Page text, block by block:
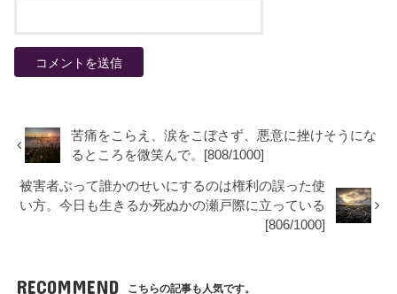
苦痛をこらえ、涙をこぼさず、悪意に挫けそうにな
るところを微笑んで。[808/1000]
被害者ぶって誰かのせいにするのは権利の誤った使
い方。今日も生きるか死ぬかの瀬戸際に立っている
[806/1000]
RECOMMEND こちらの記事も人気です。